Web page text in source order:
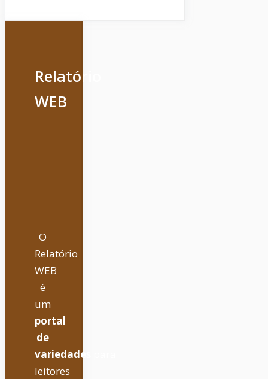
Relatório
WEB
O
Relatório
WEB
é
um
portal
de
variedades
leitores